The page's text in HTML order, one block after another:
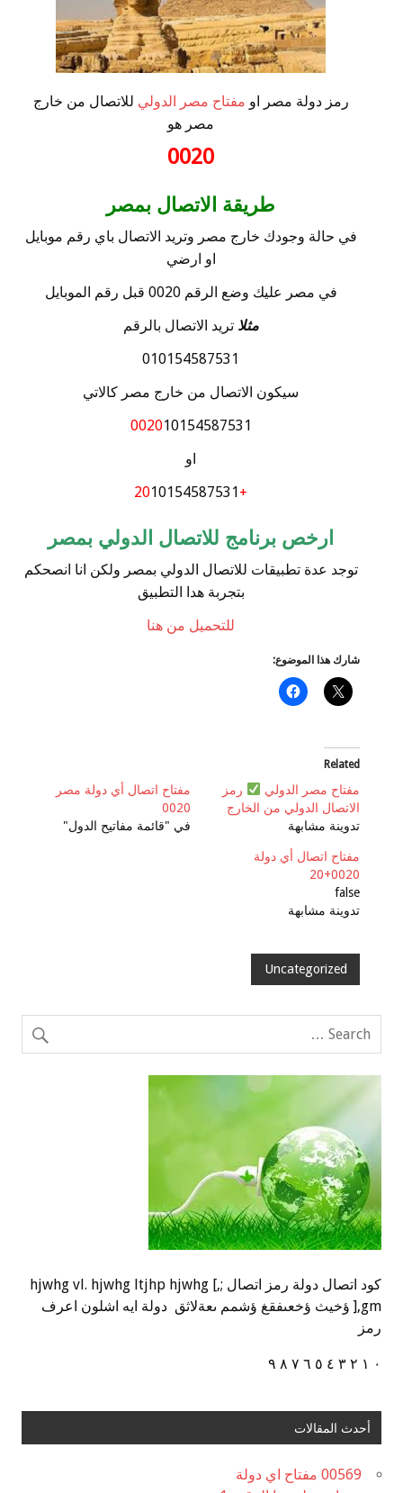
رمز دولة مصر او مفتاح مصر الدولي للاتصال من خارج
مصر هو
0020
طريقة الاتصال بمصر
في حالة وجودك خارج مصر وتريد الاتصال باي رقم موبايل
او ارضي
في مصر عليك وضع الرقم 0020 قبل رقم الموبايل
مثلا تريد الاتصال بالرقم
010154587531
سيكون الاتصال من خارج مصر كالاتي
002010154587531
او
+20
10154587531
ارخص برنامج للاتصال الدولي بمصر
توجد عدة تطبيقات للاتصال الدولي بمصر ولكن انا انصحكم
بتجربة هدا التطبيق
للتحميل من هنا
شارك هذا الموضوع:
Related
مفتاح مصر الدولي
رمز
الاتصال الدولي من الخارج
تدوينة مشابهة
مفتاح اتصال أي دولة مصر
0020
في "قائمة مفاتيح الدول"
مفتاح اتصال أي دولة
0020+20
false
تدوينة مشابهة
Uncategorized
كود اتصال دولة رمز اتصال ;,] hjwhg vl. hjwhg ltjhp hjwhg
],gm ؤخيث ؤخعىفقغ ؤشمم ىعةلاثق دولة ايه اشلون اعرف
رمز
٠ ١ ٢ ٣ ٤ ٥ ٦ ٧ ٨ ٩
أحدث المقالات
00569 مفتاح اي دولة